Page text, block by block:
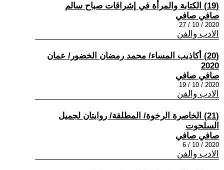
(19) الكتابة والمرأة في إشراقات صباح سالم
صافي صافي
2020 / 10 / 27
الادب والفن
(20) أكاذيب المساء/ محمد رمضان الخضور/ عمان
2020
صافي صافي
2020 / 10 / 19
الادب والفن
(21) الخاصرة الرخوة/ المطلقة/ روايتان لجميل
السلحوت
صافي صافي
2020 / 10 / 6
الادب والفن